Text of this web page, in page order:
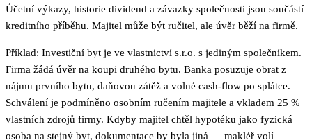
Účetní výkazy, historie dividend a závazky společnosti jsou součástí
kreditního příběhu. Majitel může být ručitel, ale úvěr běží na firmě.
Příklad: Investiční byt je ve vlastnictví s.r.o. s jediným společníkem.
Firma žádá úvěr na koupi druhého bytu. Banka posuzuje obrat z
nájmu prvního bytu, daňovou zátěž a volné cash-flow po splátce.
Schválení je podmíněno osobním ručením majitele a vkladem 25 %
vlastních zdrojů firmy. Kdyby majitel chtěl hypotéku jako fyzická
osoba na stejný byt, dokumentace by byla jiná — makléř volí